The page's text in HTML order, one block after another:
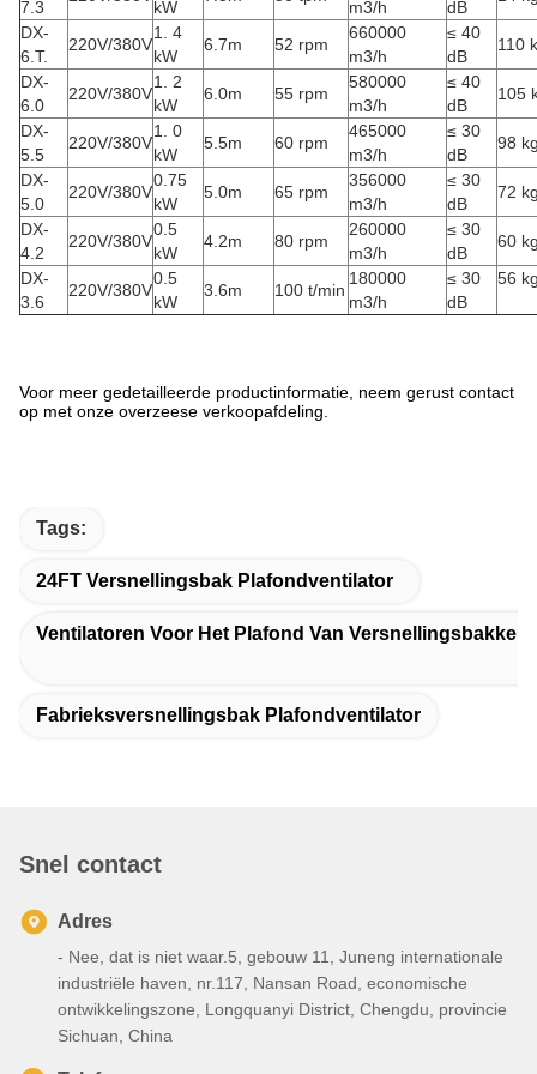
7.3
kW
m3/h
dB
DX-
6.T.
220V/380V
1. 4
kW
6.7m 52 rpm
660000
m3/h
≤ 40
dB
110
DX-
6.0
220V/380V
1. 2
kW
6.0m 55 rpm
580000
m3/h
≤ 40
dB
105
DX-
5.5
220V/380V
1. 0
kW
5.5m 60 rpm
465000
m3/h
≤ 30
dB
98
DX-
5.0
220V/380V
0.75
kW
5.0m 65 rpm
356000
m3/h
≤ 30
dB
72
DX-
4.2
220V/380V
0.5
kW
4.2m 80 rpm
260000
m3/h
≤ 30
dB
60
DX-
3.6
220V/380V
0.5
kW
3.6m 100 t/min
180000
m3/h
≤ 30
dB
56
Voor meer gedetailleerde productinformatie, neem gerust contact
op met onze overzeese verkoopafdeling.
Tags:
24FT Versnellingsbak Plafondventilator
Ventilatoren Voor Het Plafond Van Versnellingsbakken
Fabrieksversnellingsbak Plafondventilator
Snel contact
Adres
- Nee, dat is niet waar.5, gebouw 11, Juneng internationale
industriële haven, nr.117, Nansan Road, economische
ontwikkelingszone, Longquanyi District, Chengdu, provincie
Sichuan, China